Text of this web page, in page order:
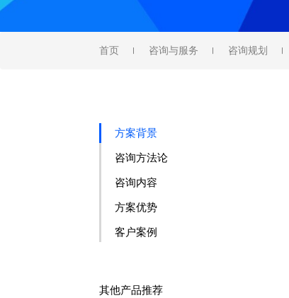
首页 咨询与服务 咨询规划
方案背景
咨询方法论
咨询内容
方案优势
客户案例
其他产品推荐